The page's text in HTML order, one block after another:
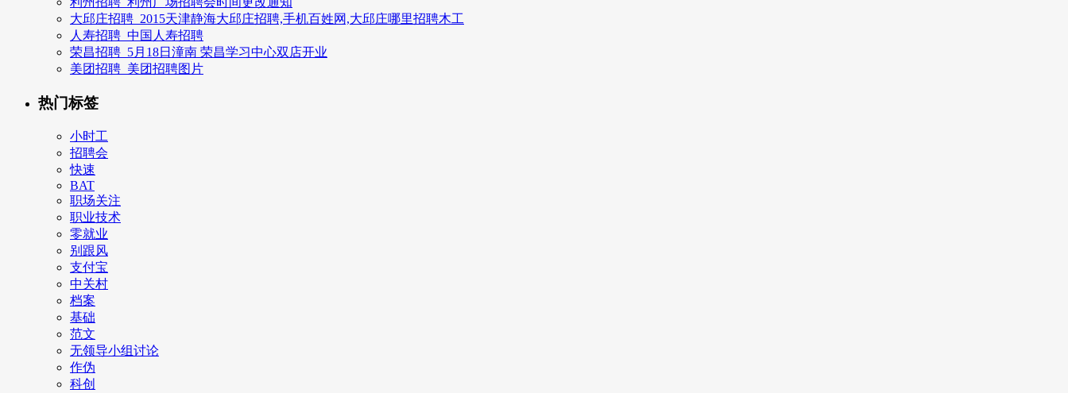
大邱庄招聘_2015天津静海大邱庄招聘,手机百姓网,大邱庄哪里招聘木工
人寿招聘_中国人寿招聘
荣昌招聘_5月18日潼南 荣昌学习中心双店开业
美团招聘_美团招聘图片
热门标签
小时工
招聘会
快速
BAT
职场关注
职业技术
零就业
别跟风
支付宝
中关村
档案
基础
范文
无领导小组讨论
作伪
科创